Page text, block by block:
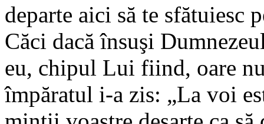
departe aici să te sfătuiesc
Căci dacă însuşi
eu, chipul Lui fiind, oare
împăratul i-a zis: „La voi